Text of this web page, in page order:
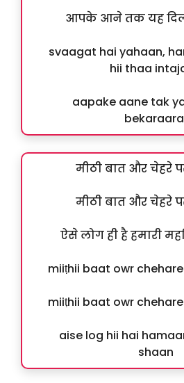
आपके आने तक यह दिल
svaagat hai yahaan,
hii thaa
aapake aane tak
मीठी बात और चेहरे
मीठी बात और चेहरे
ऐसे लोग ही है हमारी
miiṭhii baat owr
miiṭhii baat owr
aise log hii hai
shaan